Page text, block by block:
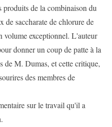
de la combinaison du
de saccharate de chlorure de
volume exceptionnel. L'auteur
donner un coup de patte à la
de M. Dumas, et cette critique,
des membres de
sur le travail qu'il a